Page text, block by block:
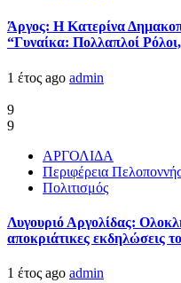
Άργος: Η Κατερίνα
“Γυναίκα: Πολλαπλοί
1 έτος ago admin
9
9
ΑΡΓΟΛΙΔΑ
Περιφέρεια
Πολιτισμός
Λυγουριό Αργολίδας:
αποκριάτικες εκδηλώσεις
1 έτος ago admin